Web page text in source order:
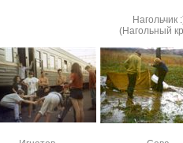
Нагольчик
(Нагольный